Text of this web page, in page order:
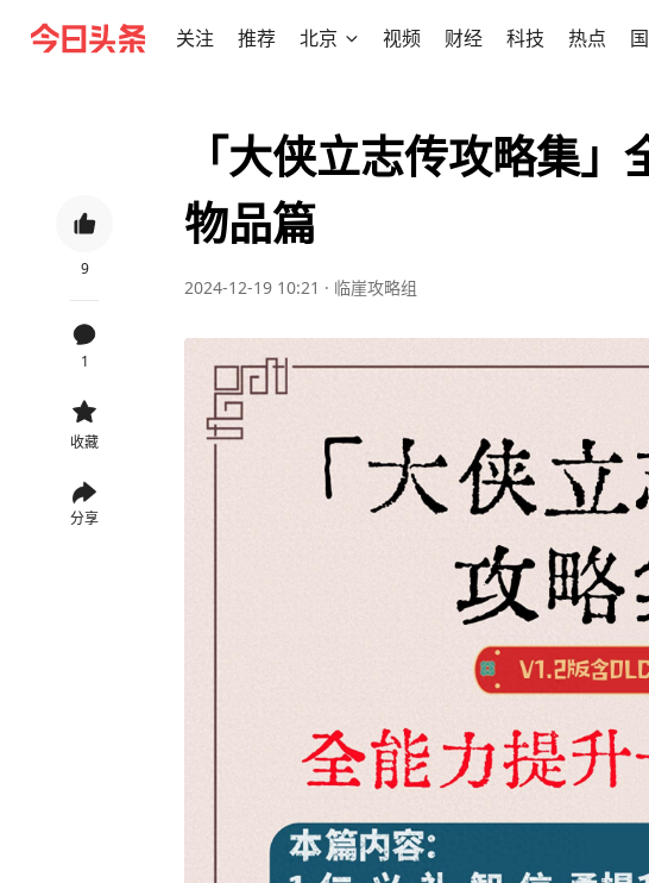
关注 推荐 北京 视频 财经 科技 热点
9
1
收藏
分享
「大侠立志传攻略集
物品篇
2024-12-19 10:21 · 临崖攻略组